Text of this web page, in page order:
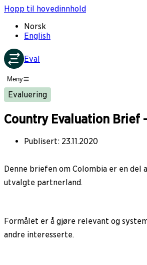
Hopp til hovedinnhold
Norsk
English
Eval
Meny
Evaluering
Country Evaluation Brief
Publisert: 23.11.2020
Denne briefen om Colombia er en
utvalgte partnerland.
Formålet er å gjøre relevant og
andre interesserte.